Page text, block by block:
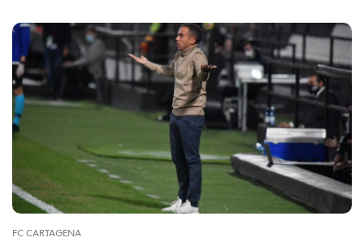
FC CARTAGENA